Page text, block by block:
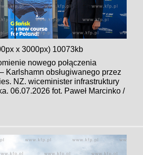
x 3000px) 10073kb
nowego połączenia
Karlshamn obsługiwanego przez
NZ. wiceminister infrastruktury
06.07.2026 fot. Paweł Marcinko /